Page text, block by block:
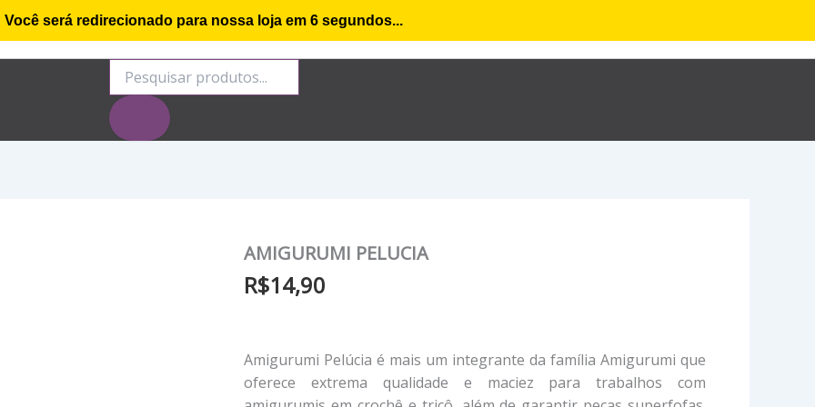
de compra Minha conta Rastrear Encomenda Shop
produtos
AMIGURUMI PELUCIA
R$14,90
Amigurumi Pelúcia é mais um integrante da família Amigurumi que
oferece extrema qualidade e maciez para trabalhos com
Você será redirecionado para nossa loja em 5 segundos...